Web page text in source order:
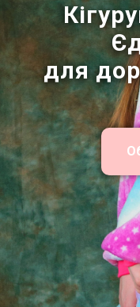
для